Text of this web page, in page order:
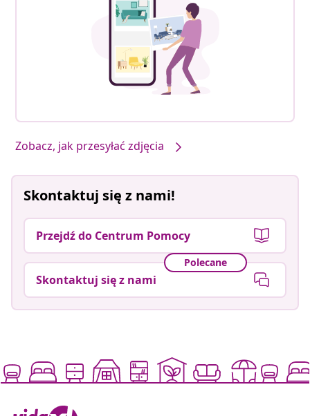
Zobacz, jak przesyłać zdjęcia
Skontaktuj się z nami!
Przejdź do Centrum Pomocy
Polecane
Skontaktuj się z nami